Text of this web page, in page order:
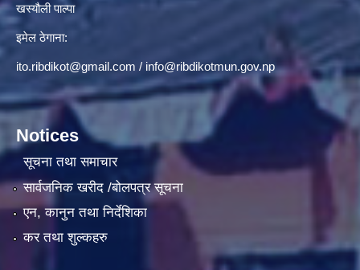
खस्यौली पाल्पा
इमेल ठेगाना:
ito.ribdikot@gmail.com / info@ribdikotmun.gov.np
Notices
सूचना तथा समाचार
सार्वजनिक खरीद /बोलपत्र सूचना
एन, कानुन तथा निर्देशिका
कर तथा शुल्कहरु